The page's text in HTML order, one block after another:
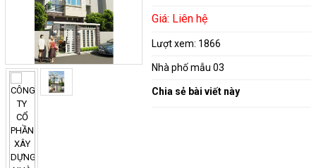
Giá: Liên hệ
Lượt xem: 1866
Nhà phố mẫu 03
Chia sẻ bài viết này